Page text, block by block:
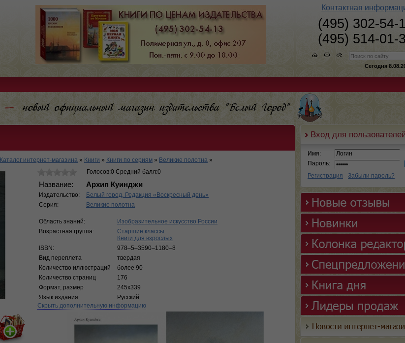
Контактная
(495) 302-54-
(495) 514-01-
Сегодня
Каталог интернет-магазина » Книги » Книги по сериям » Великие полотна »
Голосов:0 Средний балл:0
Название: Архип Куинджи
Издательство:
Белый город. Редакция «Воскресный день»
Серия:
Великие полотна
Область знаний:
Изобразительное искусство России
Возрастная группа:
Старшие классы
Книги для взрослых
ISBN:
978–5–3590–1180–8
Вид переплета
твердая
Количество иллюстраций
более 90
Количество страниц
176
Формат, размер
245x339
Язык издания
Русский
Скрыть дополнительную информацию
Вход для
Имя:
Пароль:
Регистрация
Забыли пароль?